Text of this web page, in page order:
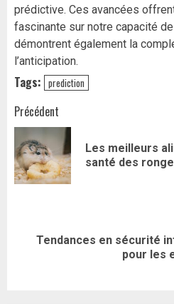
prédictive. Ces avancées
fascinante sur notre capacité
démontrent également la
l’anticipation.
Tags: prediction
Navigation
d’article
Précédent
Les meilleurs
santé des
ArticleTendances en sécurité
pour les